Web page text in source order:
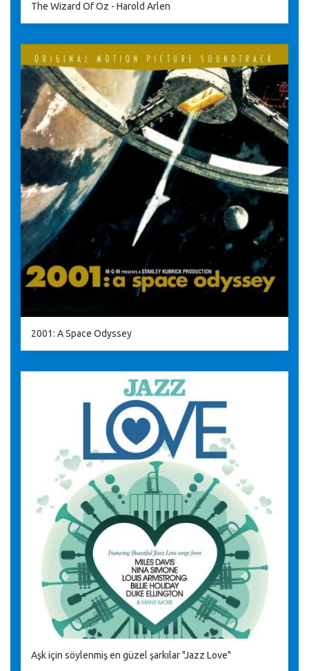
The Wizard Of Oz - Harold Arlen
2001: A Space Odyssey
Aşk için söylenmiş en güzel şarkılar "Jazz Love"